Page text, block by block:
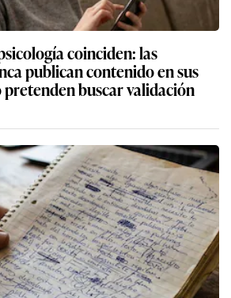
coinciden: las
publican contenido en sus
pretenden buscar validación